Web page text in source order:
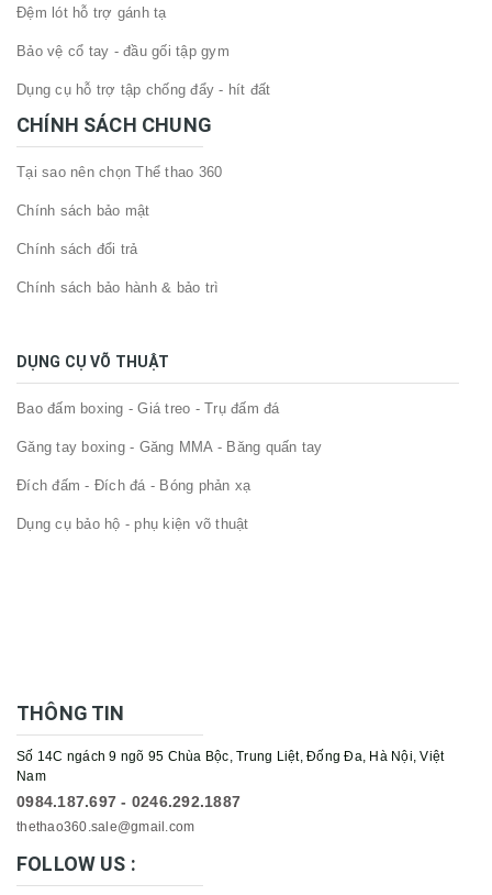
Đệm lót hỗ trợ gánh tạ
Bảo vệ cổ tay - đầu gối tập gym
Dụng cụ hỗ trợ tập chống đẩy - hít đất
CHÍNH SÁCH CHUNG
Tại sao nên chọn Thể thao 360
Chính sách bảo mật
Chính sách đổi trả
Chính sách bảo hành & bảo trì
DỤNG CỤ VÕ THUẬT
Bao đấm boxing - Giá treo - Trụ đấm đá
Găng tay boxing - Găng MMA - Băng quấn tay
Đích đấm - Đích đá - Bóng phản xạ
Dụng cụ bảo hộ - phụ kiện võ thuật
THÔNG TIN
Số 14C ngách 9 ngõ 95 Chùa Bộc, Trung Liệt, Đống Đa, Hà Nội, Việt
Nam
0984.187.697 - 0246.292.1887
thethao360.sale@gmail.com
FOLLOW US :